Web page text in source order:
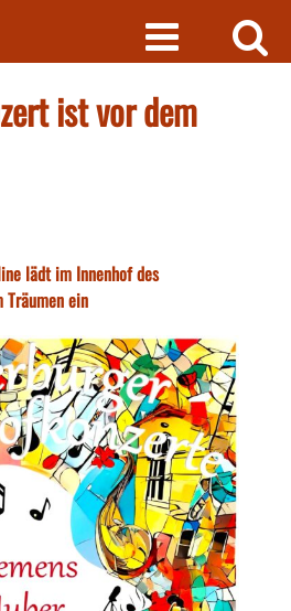
ist vor dem
lädt im Innenhof des
Träumen ein